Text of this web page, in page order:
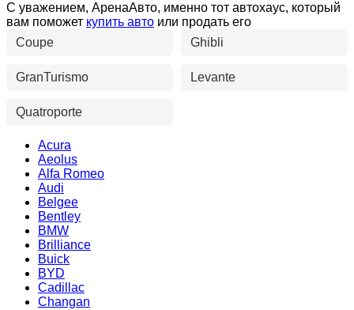
С уважением, АренаАвто, именно тот автохаус, который
вам поможет купить авто или продать его
Coupe
Ghibli
GranTurismo Levante
Quatroporte
Acura
Aeolus
Alfa Romeo
Audi
Belgee
Bentley
BMW
Brilliance
Buick
BYD
Cadillac
Changan